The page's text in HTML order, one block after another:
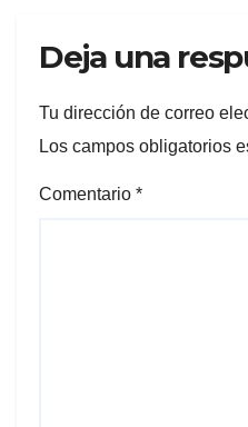
Deja una
Tu dirección de correo
Los campos obligatorios
Comentario *